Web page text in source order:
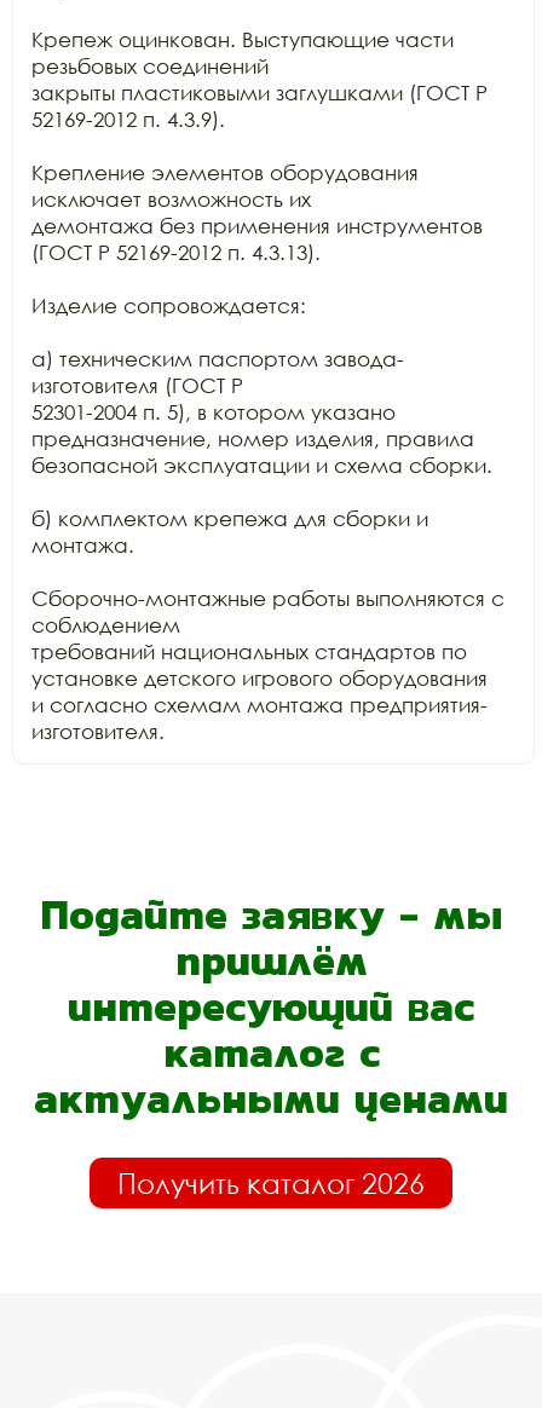
Крепеж оцинкован. Выступающие части
резьбовых соединений
закрыты пластиковыми заглушками (ГОСТ Р
52169-2012 п. 4.3.9).
Крепление элементов оборудования
исключает возможность их
демонтажа без применения инструментов
(ГОСТ Р 52169-2012 п. 4.3.13).
Изделие сопровождается:
а) техническим паспортом завода-
изготовителя (ГОСТ Р
52301-2004 п. 5), в котором указано
предназначение, номер изделия, правила
безопасной эксплуатации и схема сборки.
б) комплектом крепежа для сборки и
монтажа.
Сборочно-монтажные работы выполняются с
соблюдением
требований национальных стандартов по
установке детского игрового оборудования
и согласно схемам монтажа предприятия-
изготовителя.
Подайте заявку - мы
пришлём
интересующий вас
каталог с
актуальными ценами
Получить каталог 2026